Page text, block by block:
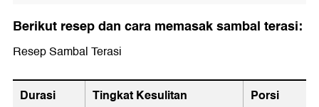
Berikut resep dan cara memasak sambal terasi:
Resep Sambal Terasi
Durasi Tingkat Kesulitan Porsi